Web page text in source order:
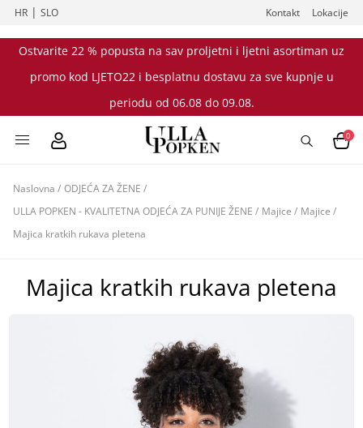
HR |SLO Kontakt Lokacije
Ostvarite 22 % popusta na sav proljetni i ljetni asortiman uz
promo kod LJETO22 i besplatnu dostavu za sve kupnje u
periodu od 06.08 do 09.08.
0
Naslovna / ODJEĆA ZA ŽENE /
ULLA POPKEN - KVALITETNA ODJEĆA ZA PUNIJE ŽENE / Majice / Majice /
Majica kratkih rukava pletena
Majica kratkih rukava pletena